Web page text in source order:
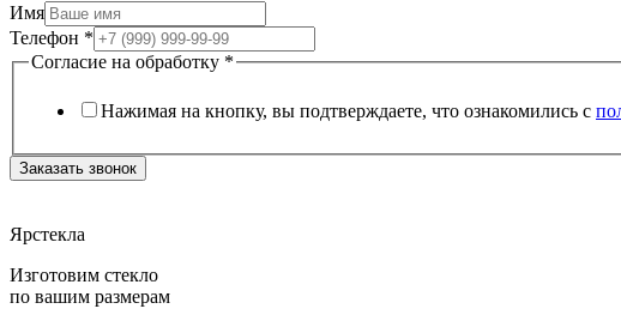
Имя
Телефон *
Согласие на обработку *
Нажимая на кнопку, вы подтверждаете, что ознакомились с
Заказать звонок
Ярстекла
Изготовим стекло
по вашим размерам